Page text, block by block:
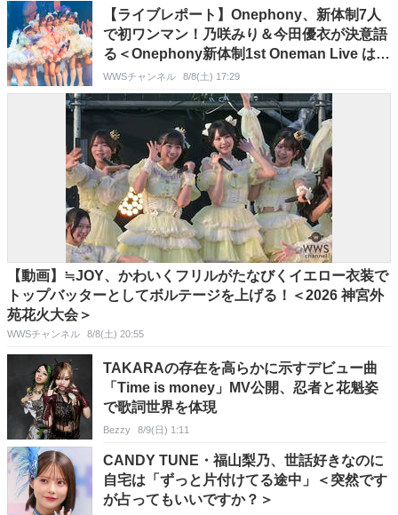
【ライブレポート】Onephony、新体制7人
で初ワンマン！乃咲みり＆今田優衣が決意語
る＜Onephony新体制1st Oneman Live はじ
まりの夏＞
WWSチャンネル 8/8(土) 17:29
【動画】≒JOY、かわいくフリルがたなびくイエロー衣装で
トップバッターとしてボルテージを上げる！＜2026 神宮外
苑花火大会＞
WWSチャンネル 8/8(土) 20:55
TAKARAの存在を高らかに示すデビュー曲
「Time is money」MV公開、忍者と花魁姿
で歌詞世界を体現
Bezzy 8/9(日) 1:11
CANDY TUNE・福山梨乃、世話好きなのに
自宅は「ずっと片付けてる途中」＜突然です
が占ってもいいですか？＞